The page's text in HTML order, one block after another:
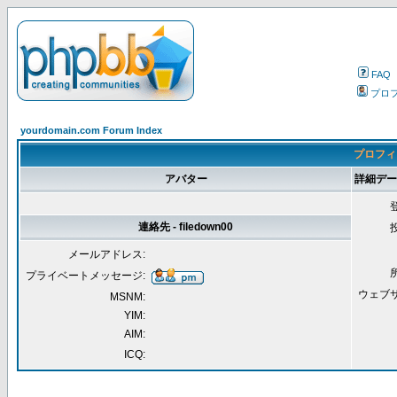
FAQ
プロ
yourdomain.com Forum Index
プロフ
アバター
詳細デ
ウェブ
連絡先 - filedown00
メールアドレス:
プライベートメッセージ:
MSNM:
YIM:
AIM:
ICQ: